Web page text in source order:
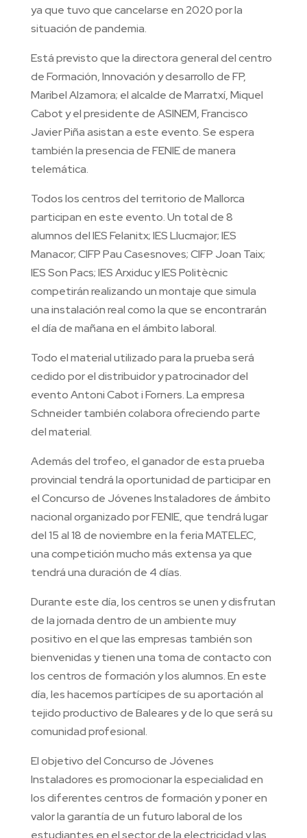
ya que tuvo que cancelarse en 2020 por la
situación de pandemia.
Está previsto que la directora general del centro
de Formación, Innovación y desarrollo de FP,
Maribel Alzamora; el alcalde de Marratxí, Miquel
Cabot y el presidente de ASINEM, Francisco
Javier Piña asistan a este evento. Se espera
también la presencia de FENIE de manera
telemática.
Todos los centros del territorio de Mallorca
participan en este evento. Un total de 8
alumnos del IES Felanitx; IES Llucmajor; IES
Manacor; CIFP Pau Casesnoves; CIFP Joan Taix;
IES Son Pacs; IES Arxiduc y IES Politècnic
competirán realizando un montaje que simula
una instalación real como la que se encontrarán
el día de mañana en el ámbito laboral.
Todo el material utilizado para la prueba será
cedido por el distribuidor y patrocinador del
evento Antoni Cabot i Forners. La empresa
Schneider también colabora ofreciendo parte
del material.
Además del trofeo, el ganador de esta prueba
provincial tendrá la oportunidad de participar en
el Concurso de Jóvenes Instaladores de ámbito
nacional organizado por FENIE, que tendrá lugar
del 15 al 18 de noviembre en la feria MATELEC,
una competición mucho más extensa ya que
tendrá una duración de 4 días.
Durante este día, los centros se unen y disfrutan
de la jornada dentro de un ambiente muy
positivo en el que las empresas también son
bienvenidas y tienen una toma de contacto con
los centros de formación y los alumnos. En este
día, les hacemos partícipes de su aportación al
tejido productivo de Baleares y de lo que será su
comunidad profesional.
El objetivo del Concurso de Jóvenes
Instaladores es promocionar la especialidad en
los diferentes centros de formación y poner en
valor la garantía de un futuro laboral de los
estudiantes en el sector de la electricidad y las